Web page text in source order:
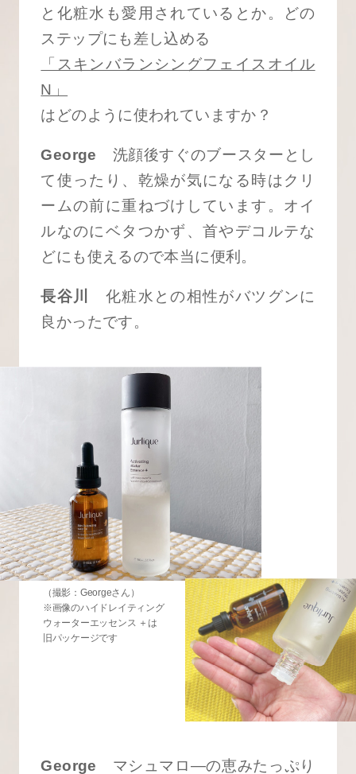
と化粧水も愛用されているとか。どの
ステップにも差し込める
「スキンバランシングフェイスオイル
N」
はどのように使われていますか？
George 洗顔後すぐのブースターとし
て使ったり、乾燥が気になる時はクリ
ームの前に重ねづけしています。オイ
ルなのにベタつかず、首やデコルテな
どにも使えるので本当に便利。
長谷川
化粧水との相性がバツグンに
良かったです。
（撮影：Georgeさん）
※画像のハイドレイティング
ウォーターエッセンス ＋は
旧パッケージです
George マシュマロ―の恵みたっぷり